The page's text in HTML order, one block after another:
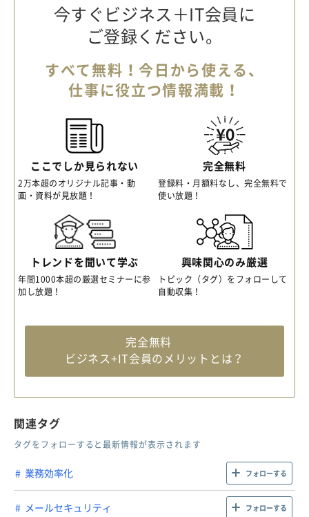
今すぐビジネス＋IT会員に
ご登録ください。
すべて無料！今日から使える、
仕事に役立つ情報満載！
ここでしか見られない
2万本超のオリジナル記事・動
画・資料が見放題！
完全無料
登録料・月額料なし、完全無料で
使い放題！
トレンドを聞いて学ぶ
年間1000本超の厳選セミナーに参
加し放題！
興味関心のみ厳選
トピック（タグ）をフォローして
自動収集！
完全無料
ビジネス+IT会員のメリットとは？
関連タグ
タグをフォローすると最新情報が表示されます
業務効率化 フォローする
メールセキュリティ フォローする